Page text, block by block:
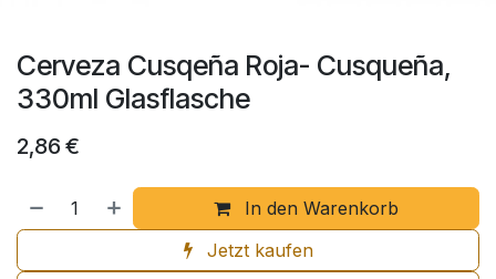
Cerveza Cusqeña Roja- Cusqueña,
330ml Glasflasche
2,86 €
In den Warenkorb
Jetzt kaufen